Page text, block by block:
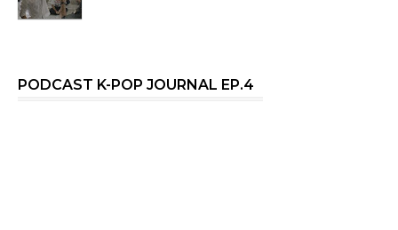
PODCAST K-POP JOURNAL EP.4